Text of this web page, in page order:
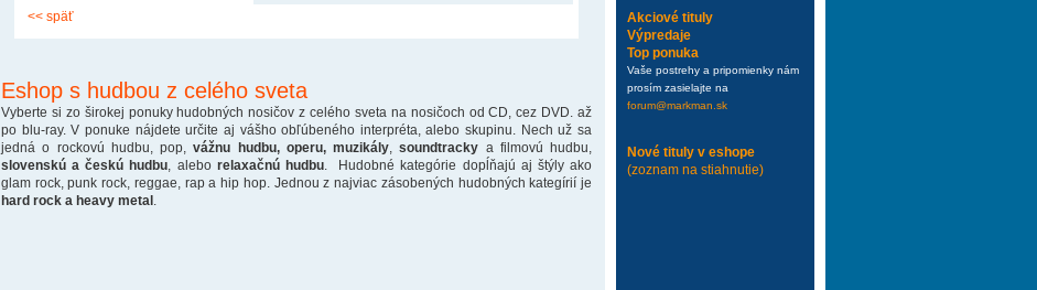
<< späť
Eshop s hudbou z celého sveta
Vyberte si zo širokej ponuky hudobných nosičov z celého sveta na nosičoch od CD, cez DVD. až
po blu-ray. V ponuke nájdete určite aj vášho obľúbeného interpréta, alebo skupinu. Nech už sa
jedná o rockovú hudbu, pop,vážnu hudbu, operu, muzikály ,soundtracky a filmovú hudbu,
slovenskú a českú hudbu , alebo relaxačnú hudbu. Hudobné kategórie dopĺňajú aj štýly ako
glam rock, punk rock, reggae, rap a hip hop. Jednou z najviac zásobených hudobných kategírií je
hard rock a heavy metal
Akciové tituly
Výpredaje
Top ponuka
Vaše postrehy a pripomienky nám
prosím zasielajte na
forum@markman.sk
Nové tituly v eshope
(zoznam na stiahnutie)